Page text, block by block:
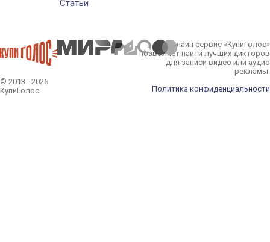
Статьи
© 2013 - 2026
КупиГолос
Онлайн сервис «КупиГолос»
позволяет найти лучших дикторов
для записи видео или аудио
рекламы.
Политика конфиденциальности